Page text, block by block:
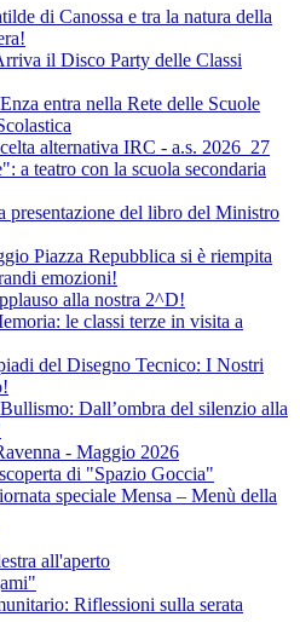
di Canossa e tra la natura della
il Disco Party delle Classi
entra nella Rete delle Scuole
alternativa IRC - a.s. 2026_27
a teatro con la scuola secondaria
presentazione del libro del Ministro
Piazza Repubblica si è riempita
emozioni!
alla nostra 2^D!
le classi terze in visita a
del Disegno Tecnico: I Nostri
Dall’ombra del silenzio alla
- Maggio 2026
di "Spazio Goccia"
speciale Mensa – Menù della
all'aperto
Riflessioni sulla serata